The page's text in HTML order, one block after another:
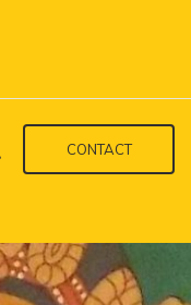
CONTACT